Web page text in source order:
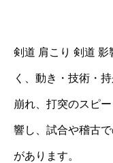
剣道 肩こり 剣道
く、動き・技術・
崩れ、打突のスピ
響し、試合や稽古
があります。